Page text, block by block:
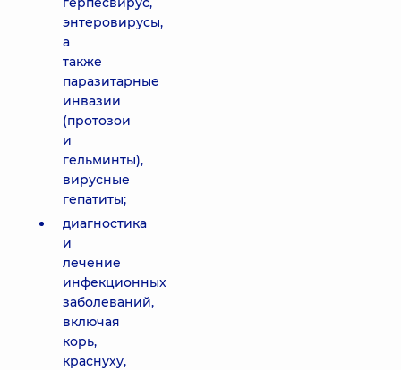
энтеровирусы,
а
также
паразитарные
инвазии
(протозои
и
гельминты),
вирусные
гепатиты;
диагностика
и
лечение
инфекционных
заболеваний,
включая
корь,
краснуху,